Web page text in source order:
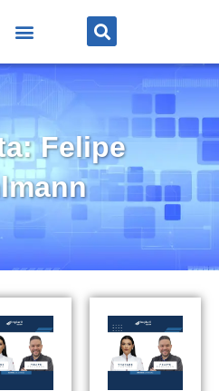
Felipe